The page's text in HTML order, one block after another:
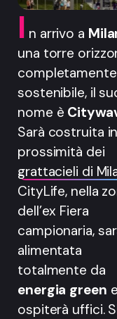
I n arrivo a
una torre
completamente
sostenibile, il
nome è
Sarà costruita in
prossimità dei
grattacieli di
CityLife, nella
dell’ex Fiera
campionaria,
alimentata
totalmente da
energia green e
ospiterà uffici.